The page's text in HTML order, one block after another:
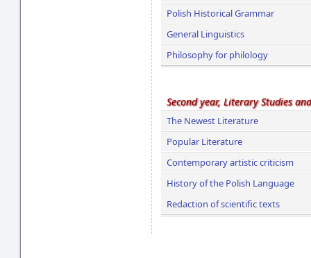
Polish Historical Grammar
General Linguistics
Philosophy for philology
Second year, Literary Studies
The Newest Literature
Popular Literature
Contemporary artistic criticism
History of the Polish Language
Redaction of scientific texts